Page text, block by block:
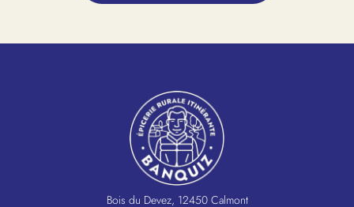
Bois du Devez, 12450 Calmont